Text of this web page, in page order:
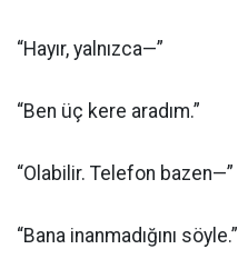
“Hayır, yalnızca—”
“Ben üç kere aradım.”
“Olabilir. Telefon bazen—”
“Bana inanmadığını söyle.”